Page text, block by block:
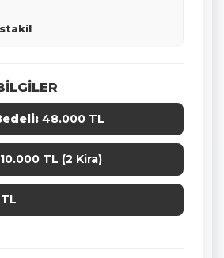
48.000 TL
TL (2 Kira)